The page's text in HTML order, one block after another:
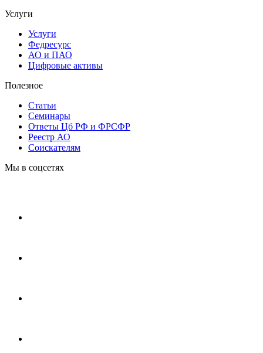
Услуги
Услуги
Федресурс
АО и ПАО
Цифровые активы
Полезное
Статьи
Cеминары
Ответы Цб РФ и ФРСФР
Реестр АО
Соискателям
Мы в соцсетях